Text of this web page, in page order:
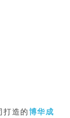
打造的博华成